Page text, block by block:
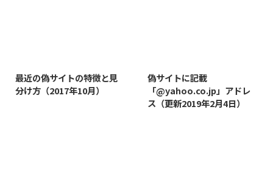
最近の偽サイトの特徴と見
分け方（2017年10月）
偽サイトに記載
「@yahoo.co.jp」アドレ
ス（更新2019年2月4日）